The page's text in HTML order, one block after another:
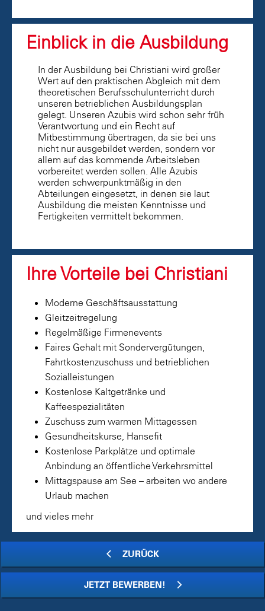
Einblick in die Ausbildung
In der Ausbildung bei Christiani wird großer
Wert auf den praktischen Abgleich mit dem
theoretischen Berufsschulunterricht durch
unseren betrieblichen Ausbildungsplan
gelegt. Unseren Azubis wird schon sehr früh
Verantwortung und ein Recht auf
Mitbestimmung übertragen, da sie bei uns
nicht nur ausgebildet werden, sondern vor
allem auf das kommende Arbeitsleben
vorbereitet werden sollen. Alle Azubis
werden schwerpunktmäßig in den
Abteilungen eingesetzt, in denen sie laut
Ausbildung die meisten Kenntnisse und
Fertigkeiten vermittelt bekommen.
Ihre Vorteile bei Christiani
Moderne Geschäftsausstattung
Gleitzeitregelung
Regelmäßige Firmenevents
Faires Gehalt mit Sondervergütungen,
Fahrtkostenzuschuss und betrieblichen
Sozialleistungen
Kostenlose Kaltgetränke und
Kaffeespezialitäten
Zuschuss zum warmen Mittagessen
Gesundheitskurse, Hansefit
Kostenlose Parkplätze und optimale
Anbindung an öffentliche Verkehrsmittel
Mittagspause am See – arbeiten wo andere
Urlaub machen
und vieles mehr
ZURÜCK
JETZT BEWERBEN!